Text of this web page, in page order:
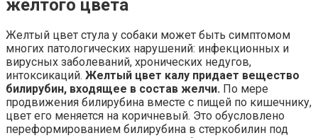
желтого цвета
Желтый цвет стула у собаки может быть симптомом
многих патологических нарушений: инфекционных и
вирусных заболеваний, хронических недугов,
интоксикаций. Желтый цвет калу придает вещество
билирубин, входящее в состав желчи. По мере
продвижения билирубина вместе с пищей по кишечнику,
цвет его меняется на коричневый. Это обусловлено
переформированием билирубина в стеркобилин под